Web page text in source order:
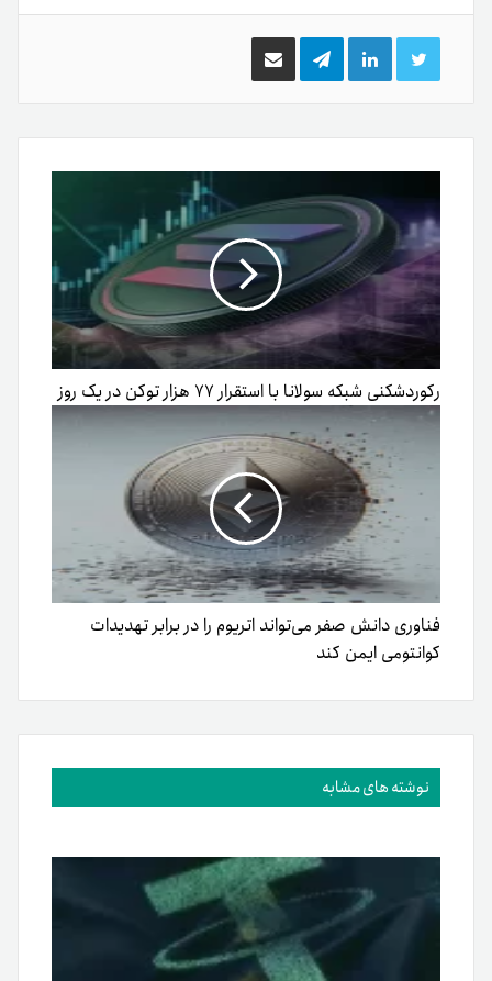
توییتر لینکدینتلگرام اشتراک
گذاری
ایمیل
رکوردشکنی شبکه سولانا با استقرار ۷۷ هزار توکن در یک روز
فناوری دانش صفر می‌تواند اتریوم را در برابر تهدیدات
کوانتومی ایمن کند
نوشته های مشابه